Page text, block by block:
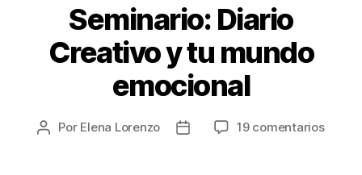
Seminario: Diario
Creativo y tu mundo
emocional
Por Elena Lorenzo 19 comentarios